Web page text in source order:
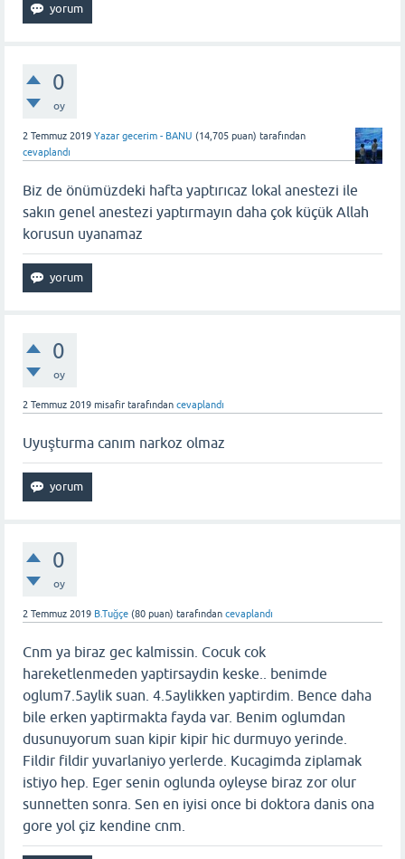
0
oy
2 Temmuz 2019 Yazar gecerim - BANU (14,705 puan) tarafından
cevaplandı
Biz de önümüzdeki hafta yaptırıcaz lokal anestezi ile
sakın genel anestezi yaptırmayın daha çok küçük Allah
korusun uyanamaz
0
oy
2 Temmuz 2019 misafir tarafından cevaplandı
Uyuşturma canım narkoz olmaz
0
oy
2 Temmuz 2019 B.Tuğçe (80 puan) tarafından cevaplandı
Cnm ya biraz gec kalmissin. Cocuk cok
hareketlenmeden yaptirsaydin keske.. benimde
oglum7.5aylik suan. 4.5aylikken yaptirdim. Bence daha
bile erken yaptirmakta fayda var. Benim oglumdan
dusunuyorum suan kipir kipir hic durmuyo yerinde.
Fildir fildir yuvarlaniyo yerlerde. Kucagimda ziplamak
istiyo hep. Eger senin oglunda oyleyse biraz zor olur
sunnetten sonra. Sen en iyisi once bi doktora danis ona
gore yol çiz kendine cnm.